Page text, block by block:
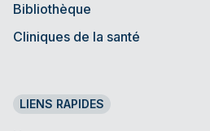
Bibliothèque
Cliniques de la santé
LIENS RAPIDES